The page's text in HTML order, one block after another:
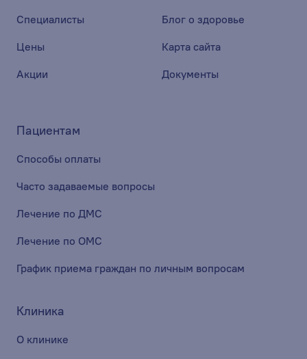
Специалисты
Цены
Акции
Блог о здоровье
Карта сайта
Документы
Пациентам
Способы оплаты
Часто задаваемые вопросы
Лечение по ДМС
Лечение по ОМС
График приема граждан по личным вопросам
Клиника
О клинике